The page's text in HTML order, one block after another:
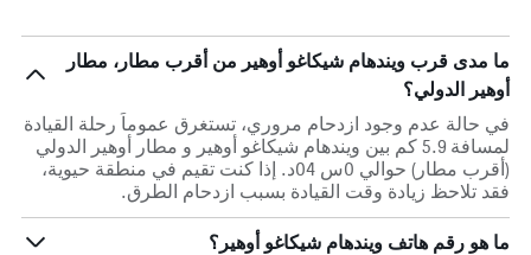
ما مدى قرب ويندهام شيكاغو أوهير من أقرب مطار، مطار
أوهير الدولي؟
في حالة عدم وجود ازدحام مروري، تستغرق عموماً رحلة القيادة
لمسافة 5.9 كم بين ويندهام شيكاغو أوهير و مطار أوهير الدولي
(أقرب مطار) حوالي 0س 04د. إذا كنت تقيم في منطقة حيوية،
فقد تلاحظ زيادة وقت القيادة بسبب ازدحام الطرق.
ما هو رقم هاتف ويندهام شيكاغو أوهير؟